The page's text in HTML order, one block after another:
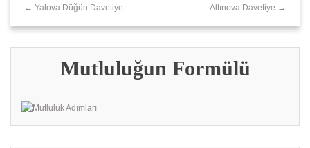
← Yalova Düğün Davetiye Altınova Davetiye →
Mutluluğun Formülü